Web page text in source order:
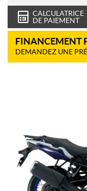
CALCULATRICE
DE PAIEMENT
FINANCEMENT
DEMANDEZ UNE